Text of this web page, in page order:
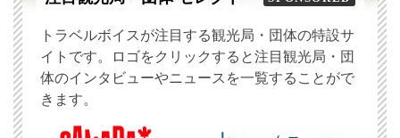
トラベルボイスが注目する観光局・団体の特設サ
イトです。ロゴをクリックすると注目観光局・団
体のインタビューやニュースを一覧することがで
きます。